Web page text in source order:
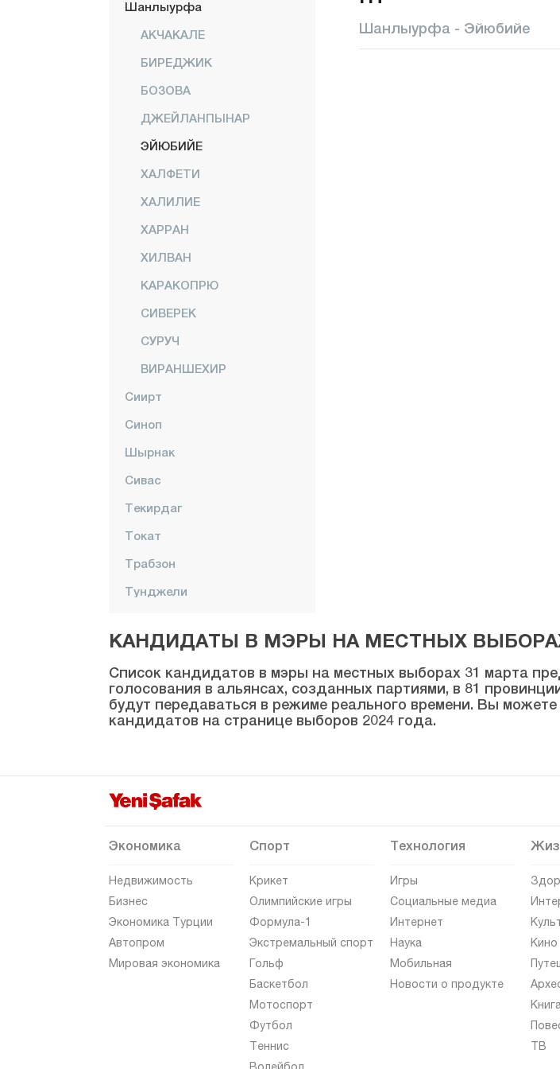
Шанлыурфа
АКЧАКАЛЕ
БИРЕДЖИК
БОЗОВА
ДЖЕЙЛАНПЫНАР
ЭЙЮБИЙЕ
ХАЛФЕТИ
ХАЛИЛИЕ
ХАРРАН
ХИЛВАН
КАРАКОПРЮ
СИВЕРЕК
СУРУЧ
ВИРАНШЕХИР
Сиирт
Синоп
Шырнак
Сивас
Текирдаг
Токат
Трабзон
Тунджели
Ван
Ялова
Йозгат
Зонгулдак
Шанлыурфа - Эйюбийе
КАНДИДАТЫ В МЭРЫ НА МЕСТНЫХ ВЫБОРАХ
Список кандидатов в мэры на местных выборах 31 марта
голосования в альянсах, созданных партиями, в 81
будут передаваться в режиме реального времени. Вы
кандидатов на странице выборов 2024 года.
Экономика
Недвижимость
Бизнес
Экономика Турции
Автопром
Мировая экономика
Спорт
Крикет
Олимпийские игры
Формула-1
Экстремальный спорт
Гольф
Баскетбол
Мотоспорт
Футбол
Теннис
Технология
Игры
Социальные медиа
Интернет
Наука
Мобильная
Новости о продукте
Кино
ТВ